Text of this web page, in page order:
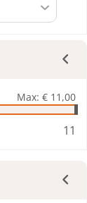
Max: € 11,00
11